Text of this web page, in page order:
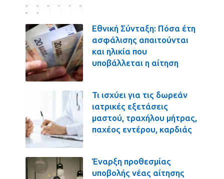
Εθνική Σύνταξη: Πόσα έτη
ασφάλισης απαιτούνται
και ηλικία που
υποβάλλεται η αίτηση
Τι ισχύει για τις δωρεάν
ιατρικές εξετάσεις
μαστού, τραχήλου μήτρας,
παχέος εντέρου, καρδιάς
Έναρξη προθεσμίας
υποβολής νέας αίτησης